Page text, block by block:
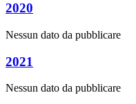
2020
Nessun dato da pubblicare
2021
Nessun dato da pubblicare